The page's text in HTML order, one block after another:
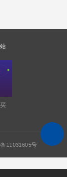
11031605号